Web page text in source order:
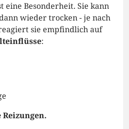
eine Besonderheit. Sie kann
wieder trocken - je nach
sie empfindlich auf
:
Reizungen.